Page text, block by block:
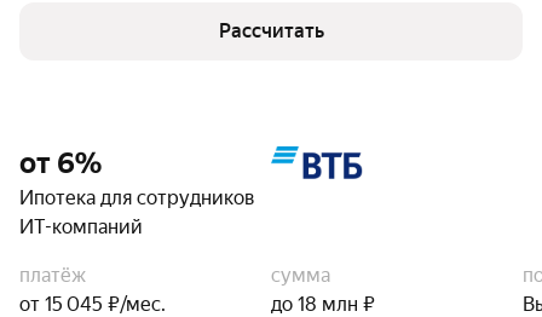
Рассчитать
от 6%
Ипотека для сотрудников
ИТ-компаний
платёж
от 15 045 ₽/мес.
сумма
до 18 млн ₽